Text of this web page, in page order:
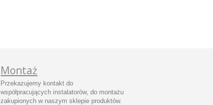
Montaż
Przekazujemy kontakt do
współpracujących instalatorów, do montażu
zakupionych w naszym sklepie produktów.